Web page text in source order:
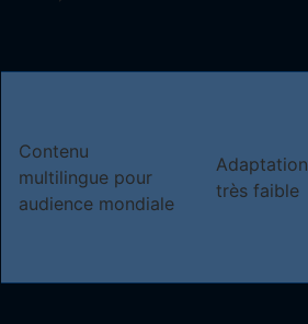
Contenu
multilingue pour
audience mondiale
Adaptation
très faible